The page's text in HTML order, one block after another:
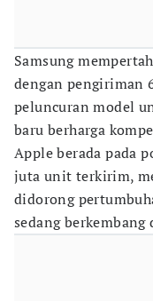
Samsung
dengan pengiriman
peluncuran model
baru berharga
Apple berada pada
juta unit terkirim,
didorong
sedang